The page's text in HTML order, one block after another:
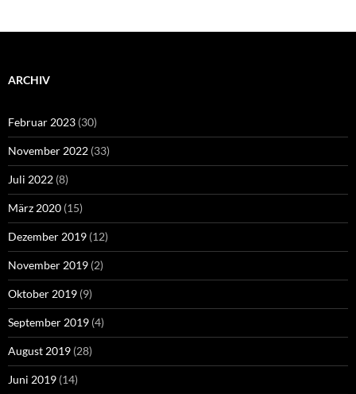
ARCHIV
Februar 2023 (30)
November 2022 (33)
Juli 2022 (8)
März 2020 (15)
Dezember 2019 (12)
November 2019 (2)
Oktober 2019 (9)
September 2019 (4)
August 2019 (28)
Juni 2019 (14)